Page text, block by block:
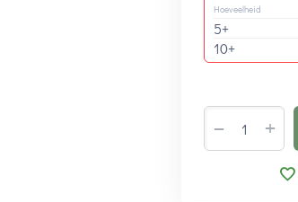
Hoeveelheid
5+
10+
+
−